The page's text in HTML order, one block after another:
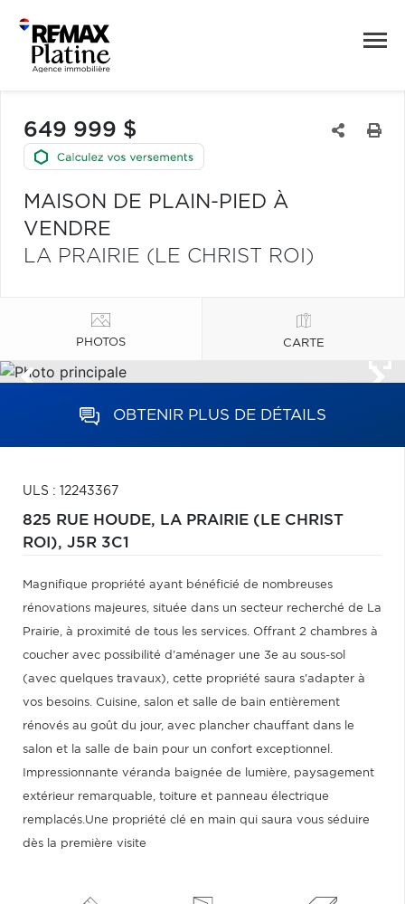
649 999 $
MAISON DE PLAIN-PIED À
VENDRE
LA PRAIRIE (LE CHRIST ROI)
PHOTOS CARTE
OBTENIR PLUS DE DÉTAILS
ULS : 12243367
825 RUE HOUDE, LA PRAIRIE (LE CHRIST
ROI), J5R 3C1
Magnifique propriété ayant bénéficié de nombreuses
rénovations majeures, située dans un secteur recherché de La
Prairie, à proximité de tous les services. Offrant 2 chambres à
coucher avec possibilité d'aménager une 3e au sous-sol
(avec quelques travaux), cette propriété saura s'adapter à
vos besoins. Cuisine, salon et salle de bain entièrement
rénovés au goût du jour, avec plancher chauffant dans le
salon et la salle de bain pour un confort exceptionnel.
Impressionnante véranda baignée de lumière, paysagement
extérieur remarquable, toiture et panneau électrique
remplacés.Une propriété clé en main qui saura vous séduire
dès la première visite